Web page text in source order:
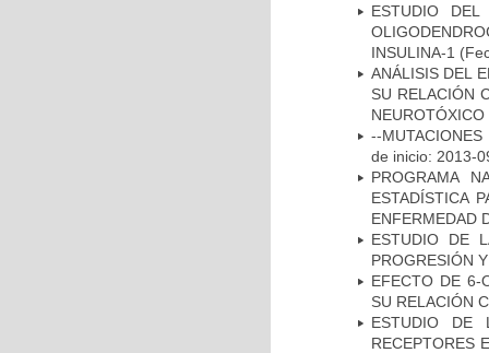
ESTUDIO
INSULINA-1
ANÁLISIS DEL
SU RELACIÓN
NEUROTÓXICO
--
de inicio: 2013-
PROGRAMA
ESTADÍSTICA
ENFERMEDAD
ESTUDIO DE
PROGRESIÓN
EFECTO DE 6-
SU RELACIÓN
ESTUDIO DE
RECEPTORES